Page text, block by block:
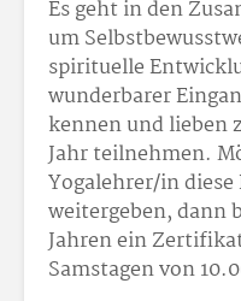
Es geht in den
um
spirituelle
wunderbarer
kennen und lieben
Jahr teilnehmen.
Yogalehrer/in
weitergeben, dann
Jahren ein
Samstagen von